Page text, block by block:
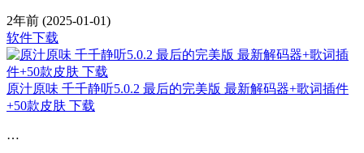
2年前 (2025-01-01)
软件下载
原汁原味 千千静听5.0.2 最后的完美版 最新解码器+歌词插件
+50款皮肤 下载
…